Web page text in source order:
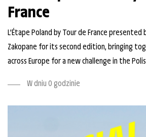
France
L’Étape Poland by Tour de France
Zakopane for its second edition, bringing
across Europe for a new challenge in the
W dniu O godzinie